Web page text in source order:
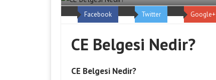
ve Hasarsız Taşıyoruz
Facebook Twitter Google+
CE Belgesi Nedir?
CE Belgesi Nedir?